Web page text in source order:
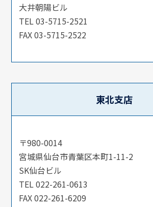
大井朝陽ビル
TEL 03-5715-2521
FAX 03-5715-2522
東北支店
〒980-0014
宮城県仙台市青葉区本町1-11-2
SK仙台ビル
TEL 022-261-0613
FAX 022-261-6209